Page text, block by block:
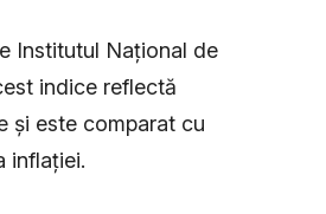
Institutul Național de
indice reflectă
și este comparat cu
inflației.